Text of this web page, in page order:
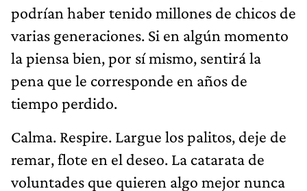
podrían haber tenido millones de chicos de
varias generaciones. Si en algún momento
la piensa bien, por sí mismo, sentirá la
pena que le corresponde en años de
tiempo perdido.
Calma. Respire. Largue los palitos, deje de
remar, flote en el deseo. La catarata de
voluntades que quieren algo mejor nunca